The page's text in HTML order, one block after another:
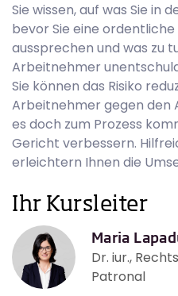
Sie wissen, auf was Sie in
bevor Sie eine
aussprechen und was zu
Arbeitnehmer
Sie können das Risiko
Arbeitnehmer gegen den
es doch zum Prozess
Gericht verbessern.
erleichtern Ihnen die
Ihr Kursleiter
Maria
Dr. iur.,
Patronal